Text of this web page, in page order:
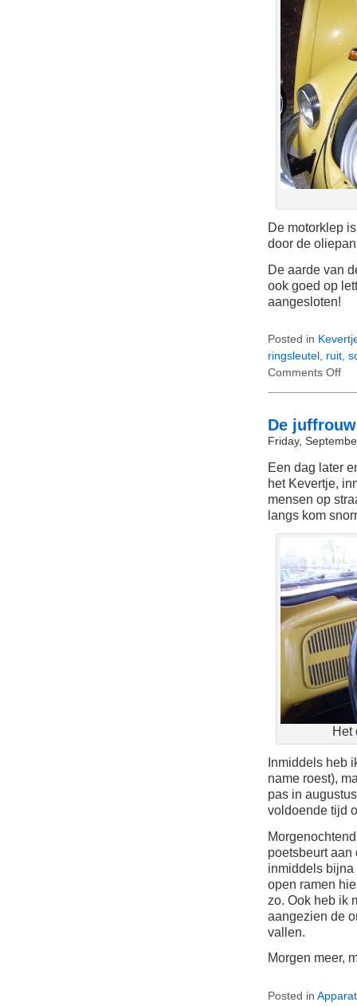
De motorklep
door de
De aarde van
ook goed op
aangesloten!
Posted in
ringsleutel ruit
Comments Offon
De juffrouw
Friday,
Een dag later
het Kevertje,
mensen op
langs kom
Het
Inmiddels heb
name roest),
pas in
voldoende tijd
poetsbeurt aan
inmiddels bijna
open ramen
zo. Ook heb ik
aangezien de
vallen.
Morgen meer,
Posted in